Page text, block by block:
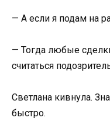
— А если я подам на
— Тогда любые
считаться
Светлана кивнула.
быстро.